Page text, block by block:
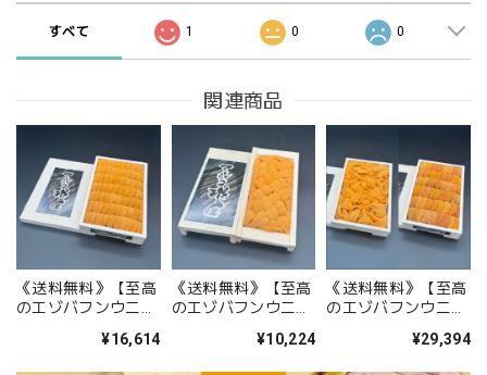
すべて 1 0 0
関連商品
《送料無料》【至高
のエゾバフンウニ】
レード／並べ」¥16,614
《送料無料》【至高
のエゾバフンウニ】
レード／編み込み」
¥10,224
《送料無料》【至高
のエゾバフンウニ】
「Sグレード／バ
¥29,394